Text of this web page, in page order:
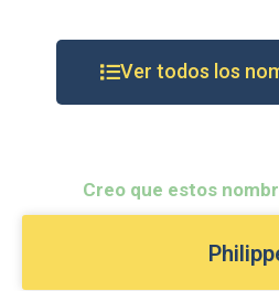
Ver todos los
Creo que estos